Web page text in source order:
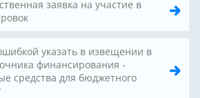
заявка на участие в
указать в извещении в
финансирования -
средства для бюджетного